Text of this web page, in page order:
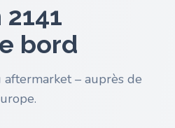
bord
aftermarket – auprès de